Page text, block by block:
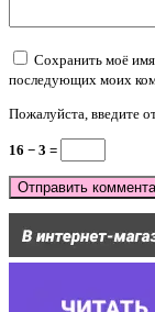
Сохранить моё
последующих моих
Пожалуйста, введите
16 − 3 =